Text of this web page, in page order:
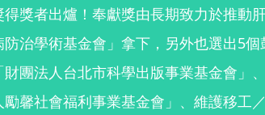
獎者出爐！奉獻獎由長期致力於推動
治學術基金會」拿下，另外也選出5個
團法人台北市科學出版事業基金會」
馨社會福利事業基金會」、維護移工